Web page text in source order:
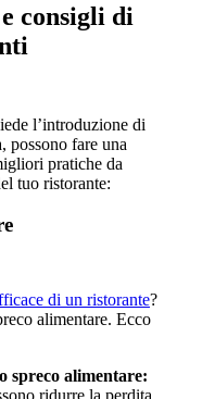
consigli di
l’introduzione di
possono fare una
pratiche da
tuo ristorante:
di un ristorante?
alimentare. Ecco
spreco alimentare: